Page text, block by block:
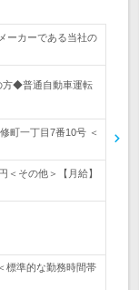
ーカーである当社の
方◆普通自動車運転
町一丁目7番10号 ＜
＜その他＞【月給】
標準的な勤務時間帯